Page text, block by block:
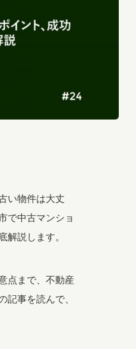
い物件は大丈
で中古マンショ
解説します。
点まで、不動産
記事を読んで、